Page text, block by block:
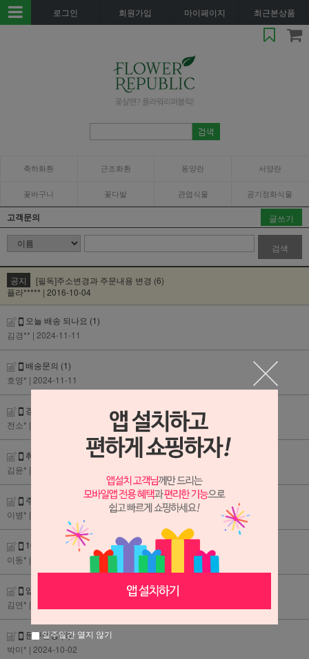
로그인 회원가입 마이페이지 최근본상품
축하화환 근조화환 동양란 서양란
꽃바구니 꽃다발 관엽식물 공기정화식물
고객문의 글쓰기
검색
공지
[필독]주소변경과 주문내용 변경 (6)
플라***** | 2016-10-04
오늘 배송 되나요 (1)
김경** | 2024-11-11
배송문의 (1)
호영* | 2024-11-11
경조사어 수정 요청드립니다.
(1)
전소* | 2024-11-11
취소 후 환불
김윤* | 2024-11-08
주문취소 후 카드결재 취소처리 질문(1)
이병* | 2024-10-21
10.19.결혼화환(1)
이동* | 2024-10-19
입금완료인데 계속대기떠서(1)
김연* | 2024-10-14
문구변경(1)
박미* | 2024-10-02
일주일간 열지 않기